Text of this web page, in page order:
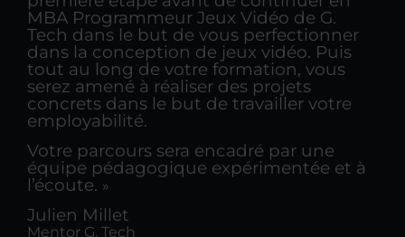
MBA Programmeur Jeux Vidéo de G.
Tech dans le but de vous perfectionner
dans la conception de jeux vidéo. Puis
tout au long de votre formation, vous
serez amené à réaliser des projets
concrets dans le but de travailler votre
employabilité.
Votre parcours sera encadré par une
équipe pédagogique expérimentée et à
l’écoute. »
Julien Millet
Mentor G. Tech